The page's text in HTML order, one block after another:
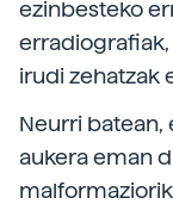
ezinbesteko
irudi zehatzak
Neurri
aukera eman